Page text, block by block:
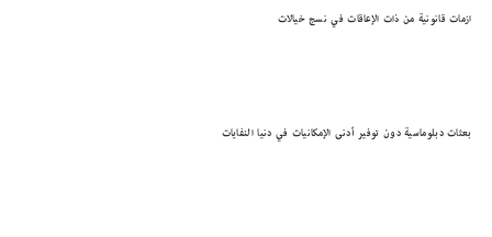
ازمات قانونية من ذات الإعاقات في نسج خيالات
بعثات دبلوماسية دون توفير أدنى الإمكانيات في دنيا النفايات